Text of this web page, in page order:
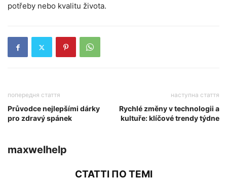
potřeby nebo kvalitu života.
попередня стаття
Průvodce nejlepšími dárky
pro zdravý spánek
наступна стаття
Rychlé změny v technologii a
kultuře: klíčové trendy týdne
maxwelhelp
СТАТТІ ПО ТЕМІ